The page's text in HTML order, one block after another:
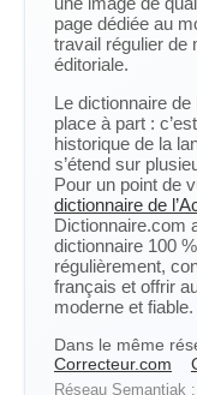
page dédiée au
travail régulier de
éditoriale.
Le dictionnaire
place à part :
historique de la
s’étend sur
Pour un point de
dictionnaire de
Dictionnaire.com
dictionnaire 100
régulièrement,
français et offrir
moderne et fiable.
Dans le même
Correcteur.com
Réseau Semantiak